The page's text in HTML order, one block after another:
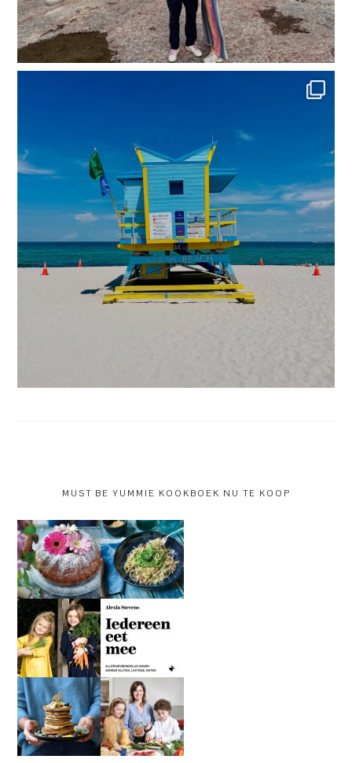
MUST BE YUMMIE KOOKBOEK NU TE KOOP